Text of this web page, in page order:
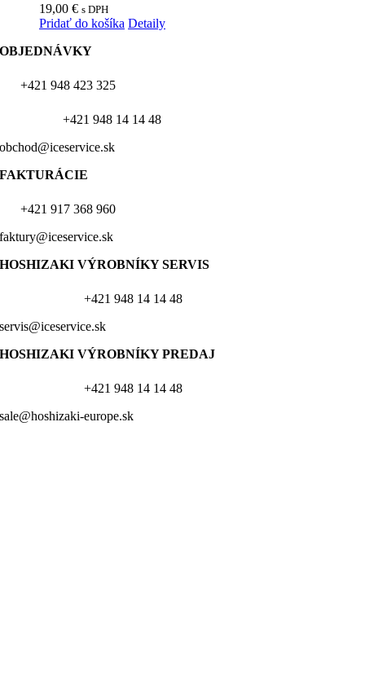
19,00 € s DPH
Pridať do košíka Detaily
OBJEDNÁVKY
+421 948 423 325
+421 948 14 14 48
obchod@iceservice.sk
FAKTURÁCIE
+421 917 368 960
faktury@iceservice.sk
HOSHIZAKI VÝROBNÍKYSERVIS
+421 948 14 14 48
servis@iceservice.sk
HOSHIZAKI VÝROBNÍKY PREDAJ
+421 948 14 14 48
sale@hoshizaki-europe.sk